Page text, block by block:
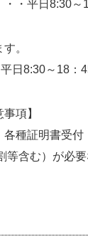
・平日8:30～
。
日8:30～18：
項】
種証明書受付
含む）が必